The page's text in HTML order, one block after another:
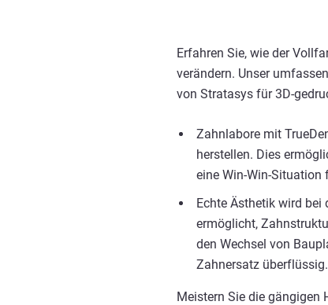
Erfahren Sie, wie der
verändern. Unser
von Stratasys für 3D-
Zahnlabore mit
herstellen. Dies
eine Win-Win-
Echte Ästhetik wird
ermöglicht,
den Wechsel von
Zahnersatz überflüssig.
Meistern Sie die gängigen